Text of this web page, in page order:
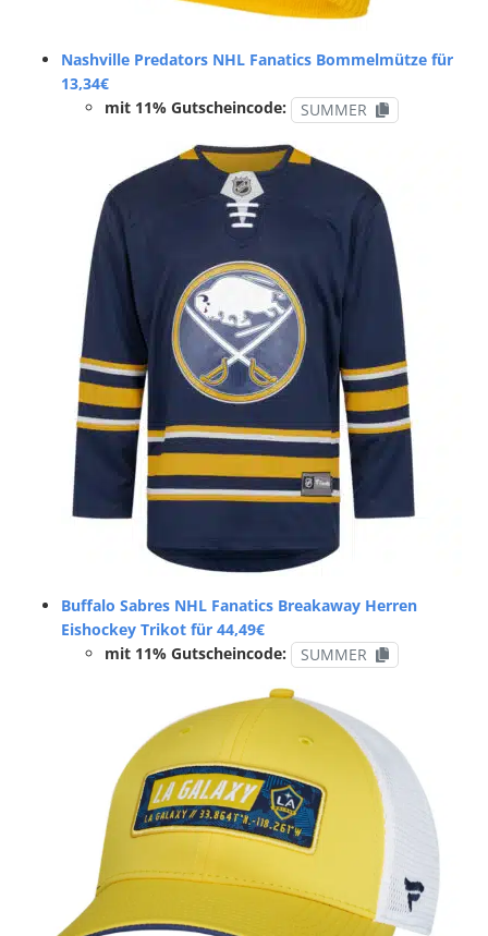
Nashville Predators NHL Fanatics Bommelmütze für
13,34€
mit 11% Gutscheincode:
SUMMER
Buffalo Sabres NHL Fanatics Breakaway Herren
Eishockey Trikot für 44,49€
mit 11% Gutscheincode:
SUMMER